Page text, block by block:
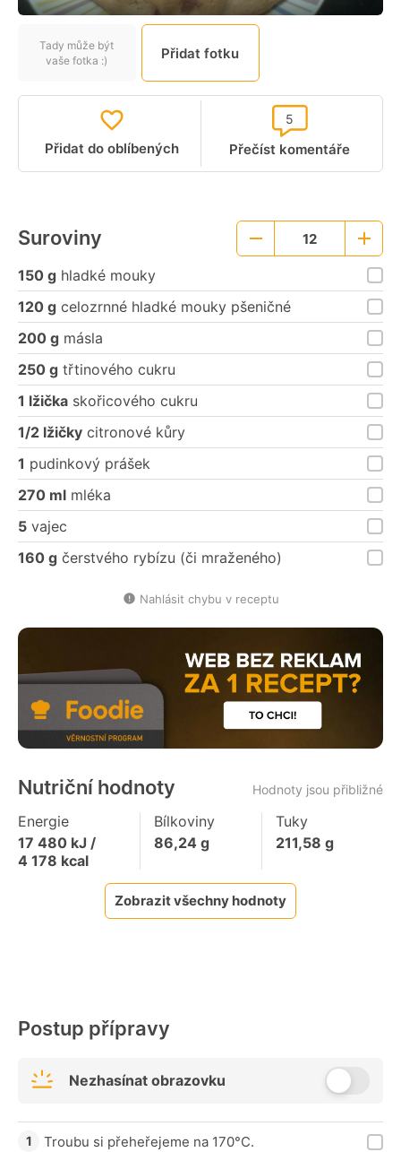
Tady může být
vaše fotka :)
Přidat fotku
Přidat do oblíbených Přečíst komentáře
5
Suroviny 12
Větší
porce
150 g hladké mouky
120 g celozrnné hladké mouky pšeničné
200 g másla
250 g třtinového cukru
1 lžička skořicového cukru
1/2 lžičky citronové kůry
1 pudinkový prášek
270 ml mléka
5 vajec
160 g čerstvého rybízu (či mraženého)
Nahlásit chybu v receptu
Nutriční hodnoty Hodnoty jsou přibližné
Energie
17 480 kJ /
4 178 kcal
Bílkoviny
86,24 g
Tuky
211,58 g
Zobrazit všechny hodnoty
Postup přípravy
Nezhasínat obrazovku
Troubu si přeheřejeme na 170°C.